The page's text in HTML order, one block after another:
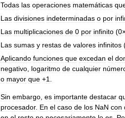
Todas las operaciones matemáticas
Las divisiones indeterminadas o por
Las multiplicaciones de 0 por infinito (0
Las sumas y restas de valores infinitos
Aplicando funciones que excedan el
negativo logaritmo de cualquier
o mayor que +1
Sin embargo es importante destacar
procesador. En el caso de los NaN con